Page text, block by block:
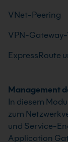
VNet-Peering
VPN-
ExpressRoute
Management
In diesem
zum
und Service-
Application